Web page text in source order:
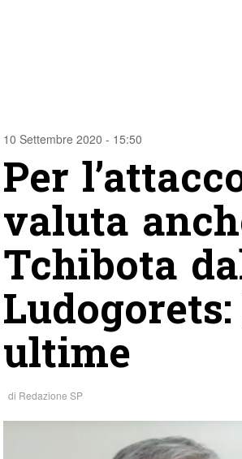
10 Settembre 2020 - 15:50
Per
valuta
Tchibota
ultime
di Redazione SP